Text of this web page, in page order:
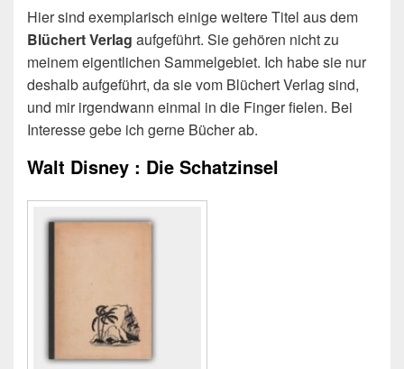
Hier sind exemplarisch einige weitere Titel aus dem
Blüchert Verlag aufgeführt. Sie gehören nicht zu
meinem eigentlichen Sammelgebiet. Ich habe sie nur
deshalb aufgeführt, da sie vom Blüchert Verlag sind,
und mir irgendwann einmal in die Finger fielen. Bei
Interesse gebe ich gerne Bücher ab.
Walt Disney : Die Schatzinsel